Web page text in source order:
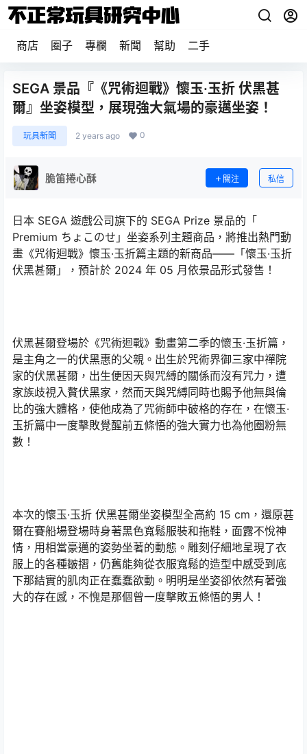
商店 圈子 專欄 新聞 幫助 二手
SEGA 景品『《咒術迴戰》懷玉·玉折 伏黑甚
爾』坐姿模型，展現強大氣場的豪邁坐姿！
玩具新聞 2 years ago 0
脆笛捲心酥 關注 私信
日本 SEGA 遊戲公司旗下的 SEGA Prize 景品的「
Premium ちょこのせ」坐姿系列主題商品，將推出熱門動
畫《咒術迴戰》懷玉·玉折篇主題的新商品——「懷玉·玉折
伏黑甚爾」，預計於 2024 年 05 月依景品形式發售！
伏黑甚爾登場於《咒術迴戰》動畫第二季的懷玉·玉折篇，
是主角之一的伏黑惠的父親。出生於咒術界御三家中禪院
家的伏黑甚爾，出生便因天與咒縛的關係而沒有咒力，遭
家族歧視入贅伏黑家，然而天與咒縛同時也賜予他無與倫
比的強大體格，使他成為了咒術師中破格的存在，在懷玉·
玉折篇中一度擊敗覺醒前五條悟的強大實力也為他圈粉無
數！
本次的懷玉·玉折 伏黑甚爾坐姿模型全高約 15 cm，還原甚
爾在賽船場登場時身著黑色寬鬆服裝和拖鞋，面露不悅神
情，用相當豪邁的姿勢坐著的動態。雕刻仔細地呈現了衣
服上的各種皺摺，仍舊能夠從衣服寬鬆的造型中感受到底
下那結實的肌肉正在蠢蠢欲動。明明是坐姿卻依然有著強
大的存在感，不愧是那個曾一度擊敗五條悟的男人！